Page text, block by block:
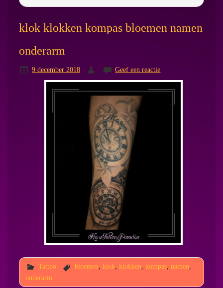
klok klokken kompas bloemen namen
onderarm
9 december 2018 Geef een reactie
Tattoo bloemen klok klokken kompas, namen
onderarm